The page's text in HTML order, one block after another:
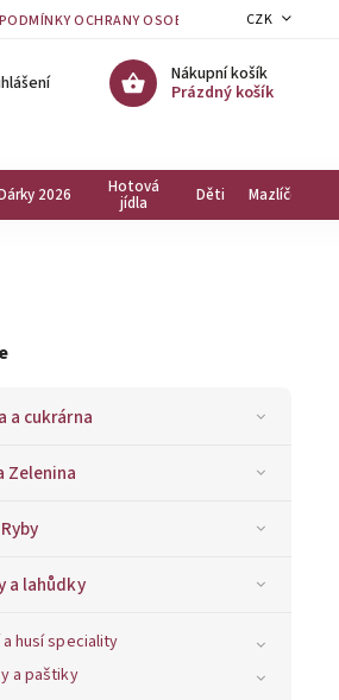
PODMÍNKY OCHRANY OSOBNÍCH ÚDAJŮ
CZK
Nákupní košík
Prázdný košík
2026 Hotová
jídla Děti Mazlíčci
a cukrárna
Zelenina
a lahůdky
a husí speciality
a paštiky